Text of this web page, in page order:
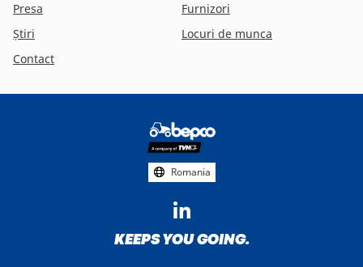
Presa
Furnizori
Știri
Locuri de munca
Contact
Romania
KEEPS YOU GOING.